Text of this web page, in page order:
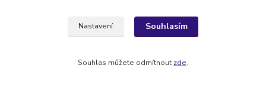
Doprava zdarma
při nákupu nad 1400 Kč
Zákaznické recenze
Nastavení Souhlasím
Souhlas můžete odmítnout zde.